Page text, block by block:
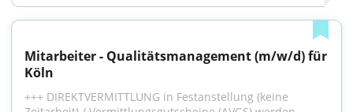
Mitarbeiter - Qualitätsmanagement (m/w/d) für
Köln
+++ DIREKTVERMITTLUNG in Festanstellung (keine